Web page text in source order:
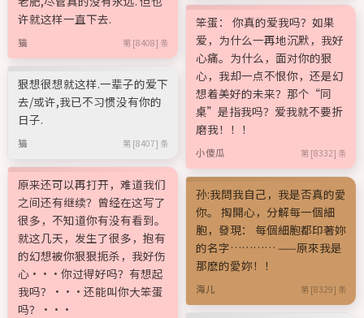
许就这样一直下去.
猫 第 [8408] 条
狠想很想就这样.一辈子的爱下
去/或许,我已不习惯没有你的
日子.
猫 第 [8407] 条
原来还可以再打开，难道我们
之间还有继续？曾经在这写了
很多，不知道你有没有看到。
就这几天，发生了很多，抱有
的幻想被你狠狠扼杀，我好伤
心···你过得好吗？有想起
我吗？···还能叫你大笨蛋
吗？···
笨蛋： 你真的爱我吗？如果
爱，为什么一再地沉默，我好
心痛。为什么，面对你的狠
心，我却一点不恨你，还是幻
想着美好的未来？那个“同
桌”是指我吗？爱我就不要折
磨我！！！
小傻瓜 第 [8332] 条
孙:我問我自己，我是否真的愛
你。 掏開心，分解每一個細
胞，發現： 每個細胞都印著妳
的名字………… ——原來我是
那麽的愛妳！！
海儿 第 [8329] 条